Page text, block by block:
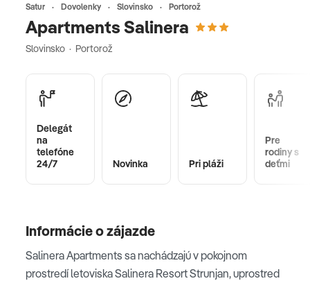
Satur Dovolenky Slovinsko Portorož
Apartments Salinera
Slovinsko · Portorož
Delegát
na
telefóne
24/7
Novinka Pri pláži
Pre
rodiny s
deťmi
Informácie o zájazde
Salinera Apartments sa nachádzajú v pokojnom
prostredí letoviska Salinera Resort Strunjan, uprostred